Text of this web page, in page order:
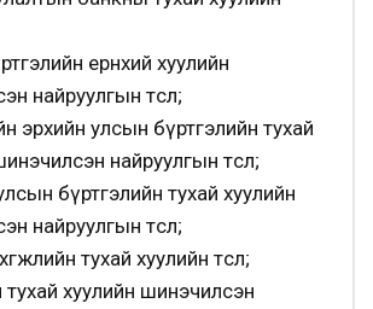
ерөнхий хуулийн
найруулгын төсөл;
эрхийн улсын бүртгэлийн тухай
найруулгын төсөл;
бүртгэлийн тухай хуулийн
найруулгын төсөл;
тухай хуулийн төсөл;
хуулийн шинэчилсэн